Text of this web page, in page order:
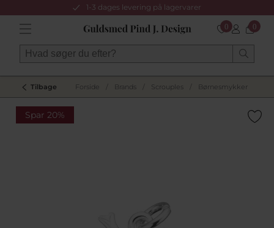
1-3 dages levering på lagervarer
0 0
Tilbage Forside Brands Scrouples Børnesmykker
Spar 20%